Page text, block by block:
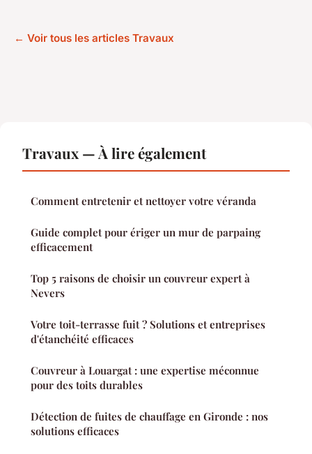
← Voir tous les articles Travaux
Travaux — À lire également
Comment entretenir et nettoyer votre véranda
Guide complet pour ériger un mur de parpaing
efficacement
Top 5 raisons de choisir un couvreur expert à
Nevers
Votre toit-terrasse fuit ? Solutions et entreprises
d'étanchéité efficaces
Couvreur à Louargat : une expertise méconnue
pour des toits durables
Détection de fuites de chauffage en Gironde : nos
solutions efficaces